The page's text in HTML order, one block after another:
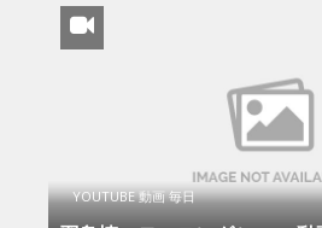
YOUTUBE 動画 毎日